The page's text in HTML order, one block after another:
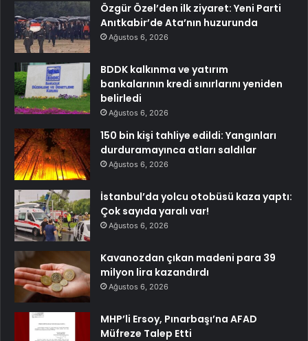
Özgür Özel’den ilk ziyaret: Yeni Parti
Anıtkabir’de Ata’nın huzurunda
Ağustos 6, 2026
BDDK kalkınma ve yatırım
bankalarının kredi sınırlarını yeniden
belirledi
Ağustos 6, 2026
150 bin kişi tahliye edildi: Yangınları
durduramayınca atları saldılar
Ağustos 6, 2026
İstanbul’da yolcu otobüsü kaza yaptı:
Çok sayıda yaralı var!
Ağustos 6, 2026
Kavanozdan çıkan madeni para 39
milyon lira kazandırdı
Ağustos 6, 2026
MHP’li Ersoy, Pınarbaşı’na AFAD
Müfreze Talep Etti